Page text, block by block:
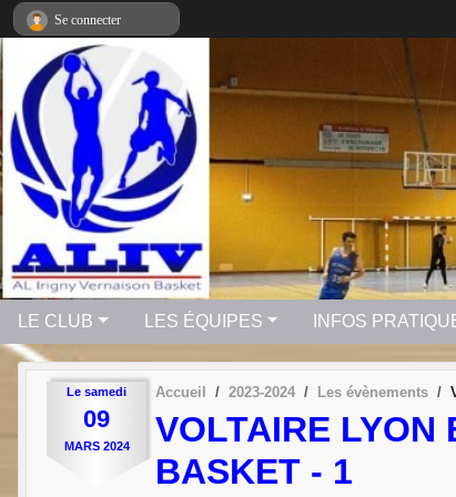
LE CLUB LES ÉQUIPES INFOS
Le samedi
09
MARS 2024
Accueil 2023-2024 Les évènements
VOLTAIRE LYON
BASKET - 1
Se connecter
Panneau de gestion des cookies